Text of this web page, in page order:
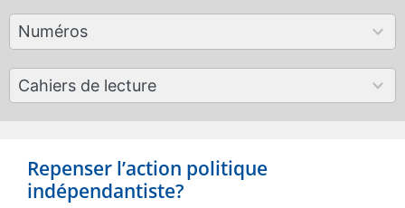
Numéros
179
results
Cahiers de lecture
50
results
Repenser l’action politique
indépendantiste?